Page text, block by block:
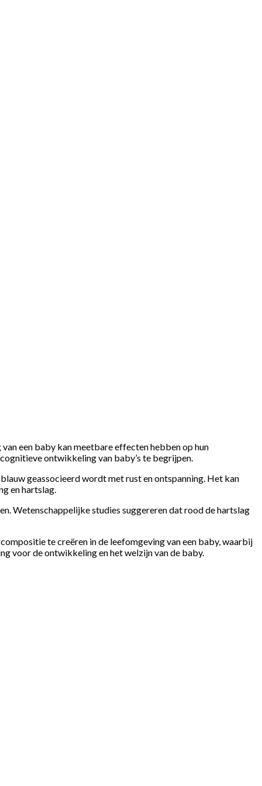
een baby kan meetbare effecten hebben op hun
ontwikkeling van baby’s te begrijpen.
geassocieerd wordt met rust en ontspanning. Het kan
en hartslag.
Wetenschappelijke studies suggereren dat rood de hartslag
te creëren in de leefomgeving van een baby, waarbij
voor de ontwikkeling en het welzijn van de baby.